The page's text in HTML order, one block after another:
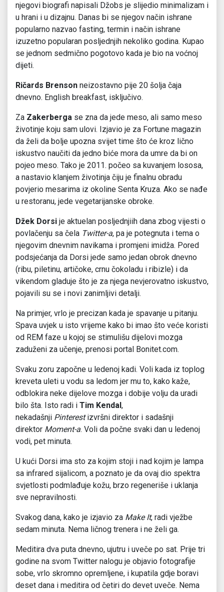
njegovi biografi napisali Džobs je slijedio minimalizam i
u hrani i u dizajnu. Danas bi se njegov način ishrane
popularno nazvao fasting, termin i način ishrane
izuzetno popularan posljednjih nekoliko godina. Kupao
se jednom sedmično pogotovo kada je bio na voćnoj
dijeti.
Ričards Brenson neizostavno pije 20 šolja čaja
dnevno. English breakfast, isključivo.
Za Zakerberga se zna da jede meso, ali samo meso
životinje koju sam ulovi. Izjavio je za Fortune magazin
da želi da bolje upozna svijet time što će kroz lično
iskustvo naučiti da jedno biće mora da umre da bi on
pojeo meso. Tako je 2011. počeo sa kuvanjem lososa,
a nastavio klanjem životinja čiju je finalnu obradu
povjerio mesarima iz okoline Senta Kruza. Ako se nađe
u restoranu, jede vegetarijanske obroke.
Džek Dorsi je aktuelan posljednjiih dana zbog vijesti o
povlačenju sa čela Twitter-a, pa je potegnuta i tema o
njegovim dnevnim navikama i promjeni imidža. Pored
podsjećanja da Dorsi jede samo jedan obrok dnevno
(ribu, piletinu, artičoke, crnu čokoladu i ribizle) i da
vikendom gladuje što je za njega nevjerovatno iskustvo,
pojavili su se i novi zanimljivi detalji.
Na primjer, vrlo je precizan kada je spavanje u pitanju.
Spava uvjek u isto vrijeme kako bi imao što veće koristi
od REM faze u kojoj se stimulišu dijelovi mozga
zaduženi za učenje, prenosi portal Bonitet.com.
Svaku zoru započne u ledenoj kadi. Voli kada iz toplog
kreveta uleti u vodu sa ledom jer mu to, kako kaže,
odblokira neke dijelove mozga i dobije volju da uradi
bilo šta. Isto radi i Tim Kendal ,
nekadašnji Pinterestizvršni direktor i sadašnji
direktor Moment-a. Voli da počne svaki dan u ledenoj
vodi, pet minuta.
U kući Dorsi ima sto za kojim stoji i nad kojim je lampa
sa infrared sijalicom, a poznato je da ovaj dio spektra
svjetlosti podmlađuje kožu, brzo regeneriše i uklanja
sve nepravilnosti.
Svakog dana, kako je izjavio za Make It, radi vježbe
sedam minuta. Nema ličnog trenera i ne želi ga.
Meditira dva puta dnevno, ujutru i uveče po sat. Prije tri
godine na svom Twitter nalogu je objavio fotografije
sobe, vrlo skromno opremljene, i kupatila gdje boravi
deset dana i meditira od četiri do devet uveče. Nema